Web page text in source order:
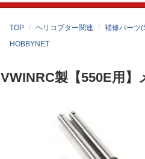
TOP ヘリコプター関連
補修パーツ
HOBBYNET
VWINRC製【550E用】